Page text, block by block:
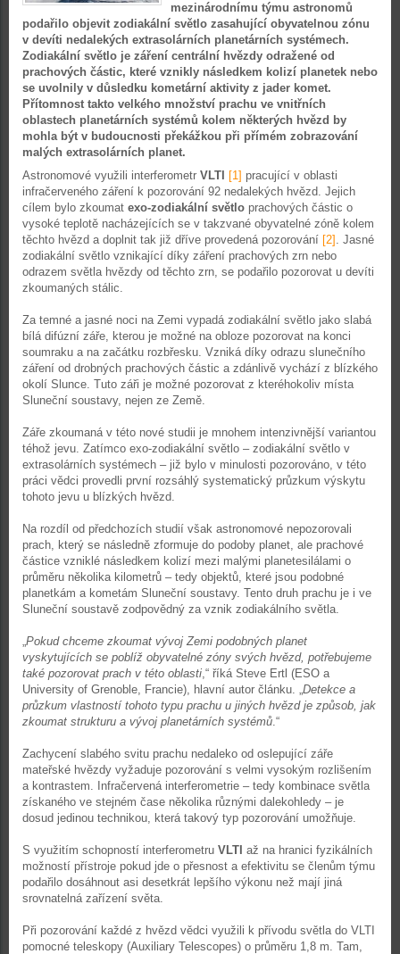
mezinárodnímu týmu astronomů
podařilo objevit zodiakální světlo zasahující obyvatelnou zónu
v devíti nedalekých extrasolárních planetárních systémech.
Zodiakální světlo je záření centrální hvězdy odražené od
prachových částic, které vznikly následkem kolizí planetek nebo
se uvolnily v důsledku kometární aktivity z jader komet.
Přítomnost takto velkého množství prachu ve vnitřních
oblastech planetárních systémů kolem některých hvězd by
mohla být v budoucnosti překážkou při přímém zobrazování
malých extrasolárních planet.
Astronomové využili interferometr VLTI [1] pracující v oblasti
infračerveného záření k pozorování 92 nedalekých hvězd. Jejich
cílem bylo zkoumat exo-zodiakální světlo prachových částic o
vysoké teplotě nacházejících se v takzvané obyvatelné zóně kolem
těchto hvězd a doplnit tak již dříve provedená pozorování [2] . Jasné
zodiakální světlo vznikající díky záření prachových zrn nebo
odrazem světla hvězdy od těchto zrn, se podařilo pozorovat u devíti
zkoumaných stálic.
Za temné a jasné noci na Zemi vypadá zodiakální světlo jako slabá
bílá difúzní záře, kterou je možné na obloze pozorovat na konci
soumraku a na začátku rozbřesku. Vzniká díky odrazu slunečního
záření od drobných prachových částic a zdánlivě vychází z blízkého
okolí Slunce. Tuto záři je možné pozorovat z kteréhokoliv místa
Sluneční soustavy, nejen ze Země.
Záře zkoumaná v této nové studii je mnohem intenzivnější variantou
téhož jevu. Zatímco exo-zodiakální světlo – zodiakální světlo v
extrasolárních systémech – již bylo v minulosti pozorováno, v této
práci vědci provedli první rozsáhlý systematický průzkum výskytu
tohoto jevu u blízkých hvězd.
Na rozdíl od předchozích studií však astronomové nepozorovali
prach, který se následně zformuje do podoby planet, ale prachové
částice vzniklé následkem kolizí mezi malými planetesilálami o
průměru několika kilometrů – tedy objektů, které jsou podobné
planetkám a kometám Sluneční soustavy. Tento druh prachu je i ve
Sluneční soustavě zodpovědný za vznik zodiakálního světla.
„Pokud chceme zkoumat vývoj Zemi podobných planet
vyskytujících se poblíž obyvatelné zóny svých hvězd, potřebujeme
také pozorovat prach v této oblasti,“ říká Steve Ertl (ESO a
University of Grenoble, Francie), hlavní autor článku. „Detekce a
průzkum vlastností tohoto typu prachu u jiných hvězd je způsob, jak
zkoumat strukturu a vývoj planetárních systémů.“
Zachycení slabého svitu prachu nedaleko od oslepující záře
mateřské hvězdy vyžaduje pozorování s velmi vysokým rozlišením
a kontrastem. Infračervená interferometrie – tedy kombinace světla
získaného ve stejném čase několika různými dalekohledy – je
dosud jedinou technikou, která takový typ pozorování umožňuje.
S využitím schopností interferometru VLTI až na hranici fyzikálních
možností přístroje pokud jde o přesnost a efektivitu se členům týmu
podařilo dosáhnout asi desetkrát lepšího výkonu než mají jiná
srovnatelná zařízení světa.
Při pozorování každé z hvězd vědci využili k přívodu světla do VLTI
pomocné teleskopy (Auxiliary Telescopes) o průměru 1,8 m. Tam,